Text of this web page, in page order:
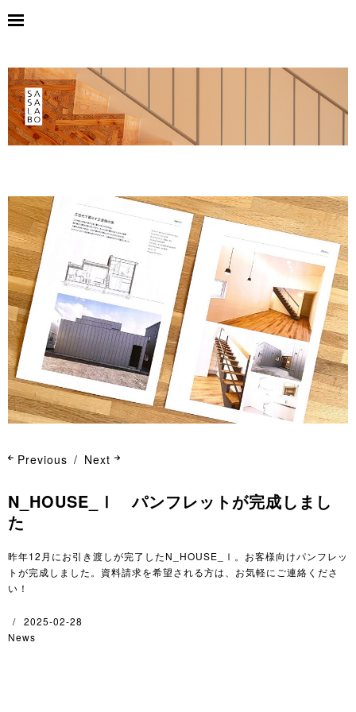
Next
Previous
N_HOUSE_Ⅰ パンフレットが完成しまし
た
昨年12月にお引き渡しが完了したN_HOUSE_Ⅰ。お客様向けパンフレッ
トが完成しました。資料請求を希望される方は、お気軽にご連絡くださ
い！
2025-02-28
News